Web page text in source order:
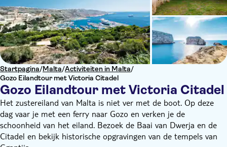
Startpagina/Malta/Activiteiten in Malta/
Gozo Eilandtour met Victoria Citadel
Gozo Eilandtour met Victoria Citadel
Het zustereiland van Malta is niet ver met de boot. Op deze
dag vaar je met een ferry naar Gozo en verken je de
schoonheid van het eiland. Bezoek de Baai van Dwerja en de
Citadel en bekijk historische opgravingen van de tempels van